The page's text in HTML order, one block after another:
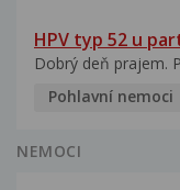
HPV typ 52 u
Dobrý deň prajem.
Pohlavní nemoci
NEMOCI